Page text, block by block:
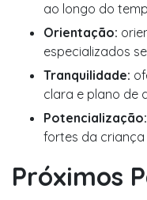
ao longo do
Orientação:
especializados
Tranquilidade:
clara e plano de
Potencialização:
fortes da criança
Próximos